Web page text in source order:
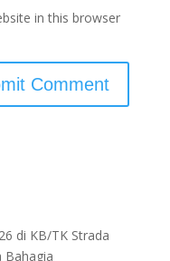
in this browser
di KB/TK Strada
Bahagia